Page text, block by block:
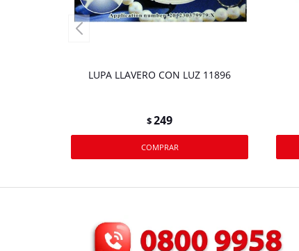
LUPA LLAVERO CON LUZ 11896
$249